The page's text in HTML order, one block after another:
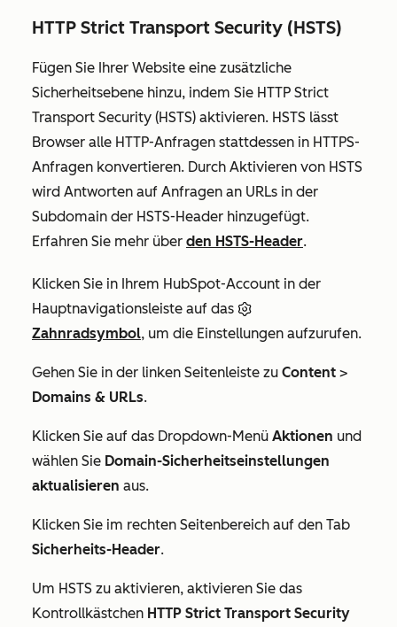
HTTP Strict Transport Security (HSTS)
Fügen Sie Ihrer Website eine zusätzliche
Sicherheitsebene hinzu, indem Sie HTTP Strict
Transport Security (HSTS) aktivieren. HSTS lässt
Browser alle HTTP-Anfragen stattdessen in HTTPS-
Anfragen konvertieren. Durch Aktivieren von HSTS
wird Antworten auf Anfragen an URLs in der
Subdomain der HSTS-Header hinzugefügt.
Erfahren Sie mehr über den HSTS-Header.
Klicken Sie in Ihrem HubSpot-Account in der
Hauptnavigationsleiste auf das
Zahnradsymbol, um die Einstellungen aufzurufen.
Gehen Sie in der linken Seitenleiste zu Content >
Domains & URLs.
Klicken Sie auf das Dropdown-Menü Aktionen und
wählen Sie Domain-Sicherheitseinstellungen
aktualisieren aus.
Klicken Sie im rechten Seitenbereich auf den Tab
Sicherheits-Header.
Um HSTS zu aktivieren, aktivieren Sie das
Kontrollkästchen HTTP Strict Transport Security